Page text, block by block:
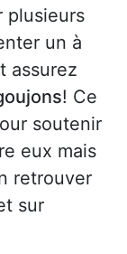
plusieurs
un à
assurez
! Ce
soutenir
eux mais
retrouver
sur